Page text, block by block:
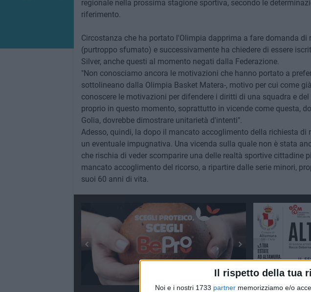
Il rispetto della tua
Noi e i nostri 1733 partner memorizziamo e/o
regionale nella prossima stagione sportiva, secondo le
riferimento.
Circostanza che ha portato l'Olimpia dapprima a fare domanda di
(purtroppo sfumato) e successivamente ha chiedere di essere
Silver, anche questi al momento negati dalla Federazione.
"Non conosciamo ancora le motivazioni che hanno portato a
sottolineano dalla Olimpia Basket Matera-, motivo per cui come
conoscere le motivazioni per difendere i diritti di una squadra e
proprio in questo momento, soprattutto in vicende come questa,
Golia, dovrebbe dimostrare unitarietà d'intenti".
Adesso, quindi, la dopo il mancato accoglimento della richiesta di
un eventuale impugnativa. Una vicenda sulla quale non è stata
che rischia di veder scomparire una delle realtà sportive cittadine
mancato accoglimento del ricorso, a ripartire dalle serie minori,
suoi 60 anni di vita.